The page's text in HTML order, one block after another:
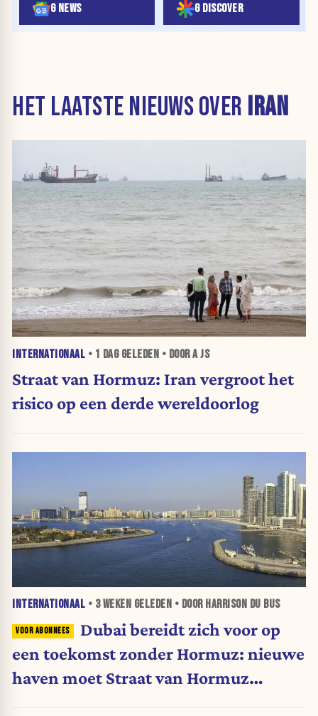
G NEWS G DISCOVER
HET LAATSTE NIEUWS OVER IRAN
INTERNATIONAAL • 1 DAGGELEDEN • DOOR A JS
Straat van Hormuz: Iran vergroot het
risico op een derde wereldoorlog
INTERNATIONAAL • 3 WEKEN GELEDEN • DOOR HARRISON DU BUS
Dubai bereidt zich voor op
een toekomst zonder Hormuz: nieuwe
haven moet Straat van Hormuz